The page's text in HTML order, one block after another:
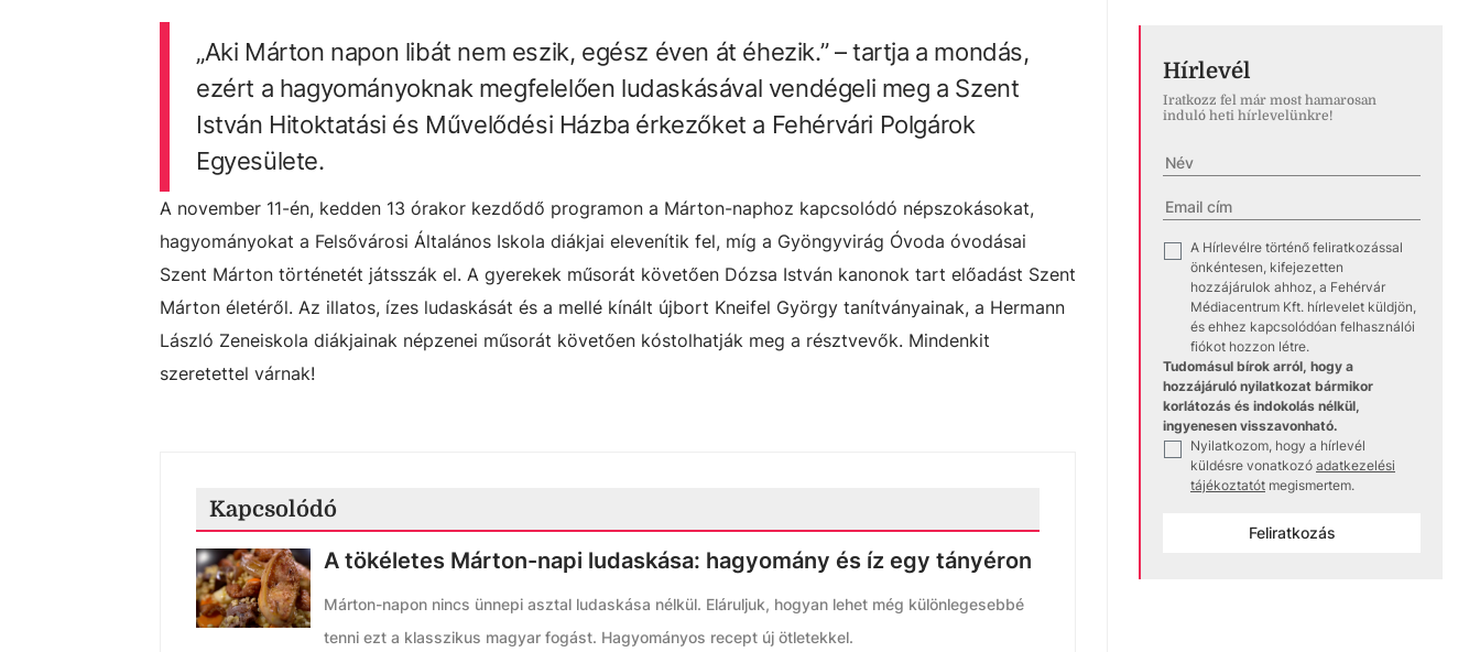
„Aki Márton napon libát nem eszik, egész éven át éhezik.” – tartja a mondás,
ezért a hagyományoknak megfelelően ludaskásával vendégeli meg a Szent
István Hitoktatási és Művelődési Házba érkezőket a Fehérvári Polgárok
Egyesülete.
A november 11-én, kedden 13 órakor kezdődő programon a Márton-naphoz kapcsolódó népszokásokat,
hagyományokat a Felsővárosi Általános Iskola diákjai elevenítik fel, míg a Gyöngyvirág Óvoda óvodásai
Szent Márton történetét játsszák el. A gyerekek műsorát követően Dózsa István kanonok tart előadást Szent
Márton életéről. Az illatos, ízes ludaskását és a mellé kínált újbort Kneifel György tanítványainak, a Hermann
László Zeneiskola diákjainak népzenei műsorát követően kóstolhatják meg a résztvevők. Mindenkit
szeretettel várnak!
Kapcsolódó
A tökéletes Márton-napi ludaskása: hagyomány és íz egy tányéron
Márton-napon nincs ünnepi asztal ludaskása nélkül. Eláruljuk, hogyan lehet még különlegesebbé
tenni ezt a klasszikus magyar fogást. Hagyományos recept új ötletekkel.
Hírlevél
Iratkozz fel már most hamarosan
induló heti hírlevelünkre!
A Hírlevélre történő feliratkozással
önkéntesen, kifejezetten
hozzájárulok ahhoz, a Fehérvár
Médiacentrum Kft. hírlevelet küldjön,
és ehhez kapcsolódóan felhasználói
fiókot hozzon létre.
Tudomásul bírok arról, hogy a
hozzájáruló nyilatkozat bármikor
korlátozás és indokolás nélkül,
ingyenesen visszavonható.
Nyilatkozom, hogy a hírlevél
küldésre vonatkozó adatkezelési
tájékoztatót megismertem.
Feliratkozás